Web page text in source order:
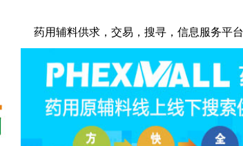
药用辅料供求，交易，搜寻，信息服务平台